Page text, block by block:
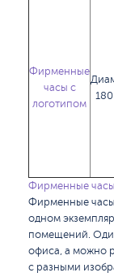
Фирменные
часы с
логотипом
Фирменные
Фирменные часы
одном
помещений.
офиса, а можно
с разными